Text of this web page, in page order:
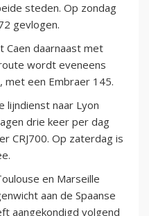
steden. Op zondag
gevlogen.
Caen daarnaast met
wordt eveneens
met een Embraer 145.
naar Lyon
drie keer per dag
CRJ700. Op zaterdag is
en Marseille
aan de Spaanse
aangekondigd volgend